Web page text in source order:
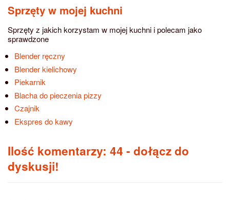
Sprzęty w mojej kuchni
Sprzęty z jakich korzystam w mojej kuchni i polecam jako
sprawdzone
Blender ręczny
Blender kielichowy
Piekarnik
Blacha do pieczenia pizzy
Czajnik
Ekspres do kawy
Ilość komentarzy: 44 - dołącz do
dyskusji!